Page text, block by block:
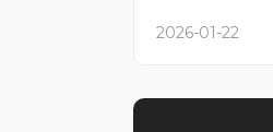
2026-01-22